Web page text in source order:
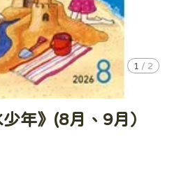
1 / 2
年》(8月、9月）